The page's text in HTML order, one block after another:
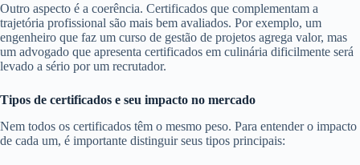
Outro aspecto é a coerência. Certificados que complementam a
trajetória profissional são mais bem avaliados. Por exemplo, um
engenheiro que faz um curso de gestão de projetos agrega valor, mas
um advogado que apresenta certificados em culinária dificilmente será
levado a sério por um recrutador.
Tipos de certificados e seu impacto no mercado
Nem todos os certificados têm o mesmo peso. Para entender o impacto
de cada um, é importante distinguir seus tipos principais: